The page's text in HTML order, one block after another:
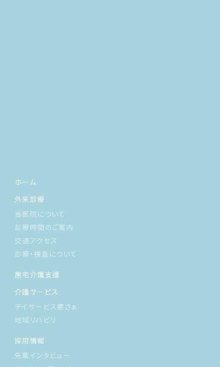
ホーム
外来診療
当医院について
診療時間のご案内
交通アクセス
診療・検査について
居宅介護支援
介護サービス
デイサービス癒さぁ
地域リハビリ
採用情報
先輩インタビュー